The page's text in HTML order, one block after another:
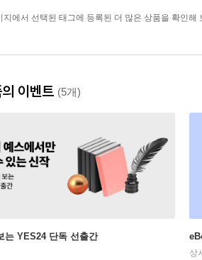
지에서 선택된 태그에 등록된 더 많은 상품을 확인해
이벤트 (5개)
는 YES24 단독 선출간
상